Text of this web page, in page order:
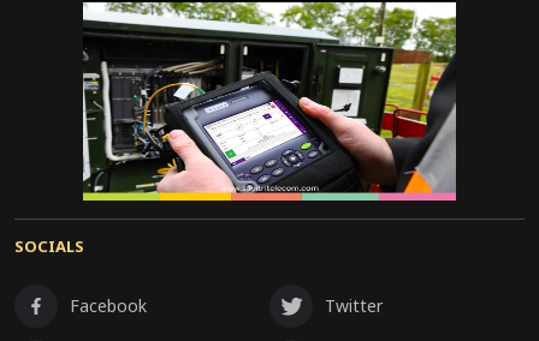
SOCIALS
Facebook Twitter